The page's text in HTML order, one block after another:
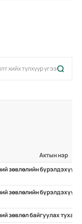
Актын нэр
зөвлөлийн
зөвлөлийн
зөвлөл байгуулах тухай